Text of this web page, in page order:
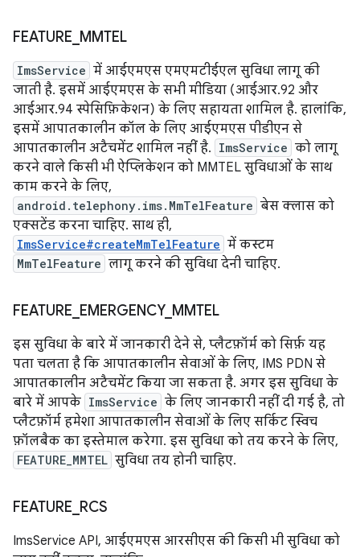
FEATURE MMTEL
ImsService में आईएमएस एमएमटीईएल सुविधा लागू की
जाती है. इसमें आईएमएस के सभी मीडिया (आईआर.92 और
आईआर.94 स्पेसिफ़िकेशन) के लिए सहायता शामिल है. हालांकि,
इसमें आपातकालीन कॉल के लिए आईएमएस पीडीएन से
आपातकालीन अटैचमेंट शामिल नहीं है. ImsService को लागू
करने वाले किसी भी ऐप्लिकेशन को MMTEL सुविधाओं के साथ
काम करने के लिए,
android.telephony.ims.MmTelFeature बेस क्लास को
एक्सटेंड करना चाहिए. साथ ही,
ImsService#createMmTelFeature में कस्टम
MmTelFeature लागू करने की सुविधा देनी चाहिए.
FEATURE EMERGENCY_ MMTEL
इस सुविधा के बारे में जानकारी देने से, प्लैटफ़ॉर्म को सिर्फ़ यह
पता चलता है कि आपातकालीन सेवाओं के लिए, IMS PDN से
आपातकालीन अटैचमेंट किया जा सकता है. अगर इस सुविधा के
बारे में आपके ImsService के लिए जानकारी नहीं दी गई है, तो
प्लैटफ़ॉर्म हमेशा आपातकालीन सेवाओं के लिए सर्किट स्विच
फ़ॉलबैक का इस्तेमाल करेगा. इस सुविधा को तय करने के लिए,
FEATURE_MMTEL सुविधा तय होनी चाहिए.
FEATURE RCS
ImsService API, आईएमएस आरसीएस की किसी भी सुविधा को